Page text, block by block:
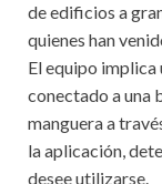
de edificios a
quienes han
El equipo
conectado a una
manguera a
la aplicación,
desee utilizarse.